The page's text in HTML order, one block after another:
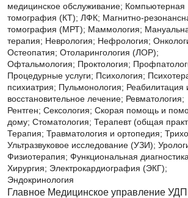
медицинское обслуживание; Компьютерная
томография (КТ); ЛФК; Магнитно-
томография (МРТ); Маммология;
терапия; Неврология; Нефрология;
Остеопатия; Отоларингология (ЛОР);
Офтальмология; Проктология;
Процедурные услуги; Психология;
психиатрия; Пульмонология; Реабилитация
восстановительное лечение; Ревматология;
Рентген; Сексология; Скорая помощь и
дому; Стоматология; Терапевт (общая
Терапия; Травматология и ортопедия;
Ультразвуковое исследование (УЗИ);
Физиотерапия; Функциональная
Хирургия; Электрокардиография (ЭКГ);
Эндокринология
Главное Медицинское управление